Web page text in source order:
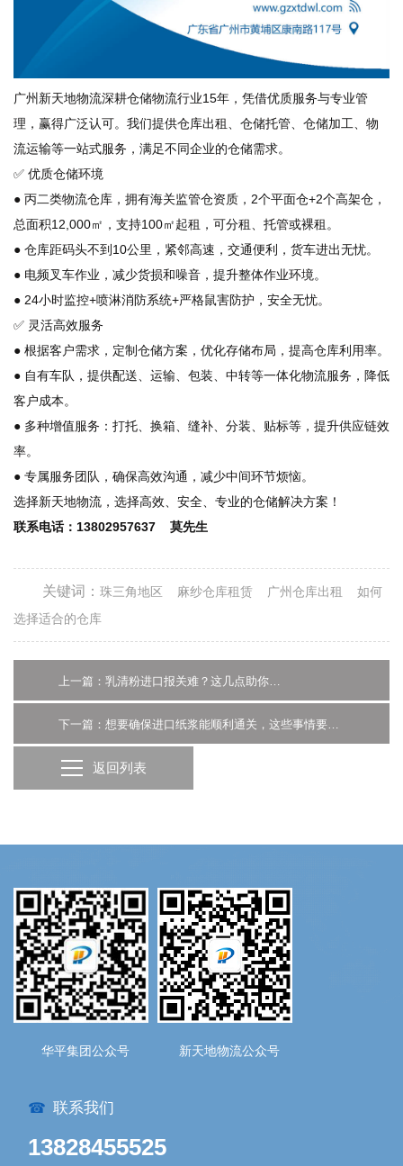
广州新天地物流深耕仓储物流行业15年，凭借优质服务与专业管
理，赢得广泛认可。我们提供仓库出租、仓储托管、仓储加工、物
流运输等一站式服务，满足不同企业的仓储需求。
✅ 优质仓储环境
● 丙二类物流仓库，拥有海关监管仓资质，2个平面仓+2个高架仓，
总面积12,000㎡，支持100㎡起租，可分租、托管或裸租。
● 仓库距码头不到10公里，紧邻高速，交通便利，货车进出无忧。
● 电频叉车作业，减少货损和噪音，提升整体作业环境。
● 24小时监控+喷淋消防系统+严格鼠害防护，安全无忧。
✅ 灵活高效服务
● 根据客户需求，定制仓储方案，优化存储布局，提高仓库利用率。
● 自有车队，提供配送、运输、包装、中转等一体化物流服务，降低
客户成本。
● 多种增值服务：打托、换箱、缝补、分装、贴标等，提升供应链效
率。
● 专属服务团队，确保高效沟通，减少中间环节烦恼。
选择新天地物流，选择高效、安全、专业的仓储解决方案！
联系电话：13802957637 莫先生
关键词： 珠三角地区 麻纱仓库租赁 广州仓库出租
如何
选择适合的仓库
返回列表
华平集团公众号 新天地物流公众号
☎ 联系我们
13828455525